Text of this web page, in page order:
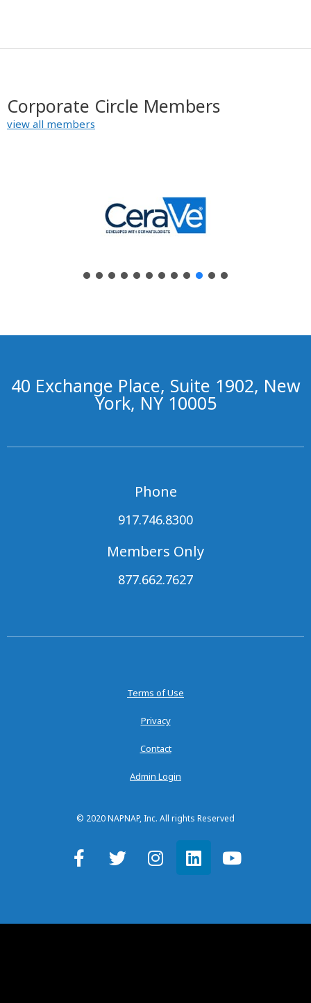
Corporate Circle Members
view all members
40 Exchange Place, Suite 1902, New
York, NY 10005
Phone
917.746.8300
Members Only
877.662.7627
Terms of Use
Privacy
Contact
Admin Login
© 2020 NAPNAP, Inc. All rights Reserved